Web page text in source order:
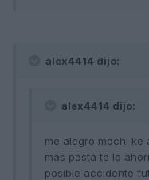
alex4414 dijo:
alex4414 dijo:
me alegro mochi ke
mas pasta te lo
posible accidente